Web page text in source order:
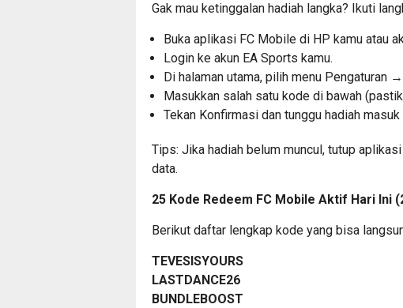
Gak mau ketinggalan hadiah langka? Ikuti
Buka aplikasi FC Mobile di HP kamu atau
Login ke akun EA Sports kamu.
Di halaman utama, pilih menu Pengaturan
Masukkan salah satu kode di bawah
Tekan Konfirmasi dan tunggu hadiah
Tips: Jika hadiah belum muncul, tutup
data.
25 Kode Redeem FC Mobile Aktif Hari Ini
Berikut daftar lengkap kode yang bisa
TEVESISYOURS
LASTDANCE26
BUNDLEBOOST